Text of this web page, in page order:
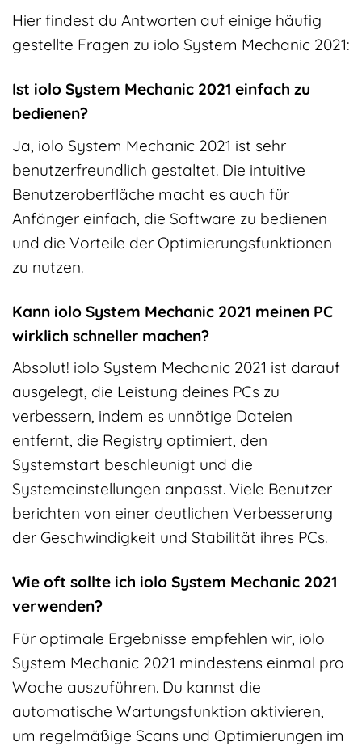
Hier findest du Antworten auf einige häufig
gestellte Fragen zu iolo System Mechanic 2021:
Ist iolo System Mechanic 2021 einfach zu
bedienen?
Ja, iolo System Mechanic 2021 ist sehr
benutzerfreundlich gestaltet. Die intuitive
Benutzeroberfläche macht es auch für
Anfänger einfach, die Software zu bedienen
und die Vorteile der Optimierungsfunktionen
zu nutzen.
Kann iolo System Mechanic 2021 meinen PC
wirklich schneller machen?
Absolut! iolo System Mechanic 2021 ist darauf
ausgelegt, die Leistung deines PCs zu
verbessern, indem es unnötige Dateien
entfernt, die Registry optimiert, den
Systemstart beschleunigt und die
Systemeinstellungen anpasst. Viele Benutzer
berichten von einer deutlichen Verbesserung
der Geschwindigkeit und Stabilität ihres PCs.
Wie oft sollte ich iolo System Mechanic 2021
verwenden?
Für optimale Ergebnisse empfehlen wir, iolo
System Mechanic 2021 mindestens einmal pro
Woche auszuführen. Du kannst die
automatische Wartungsfunktion aktivieren,
um regelmäßige Scans und Optimierungen im